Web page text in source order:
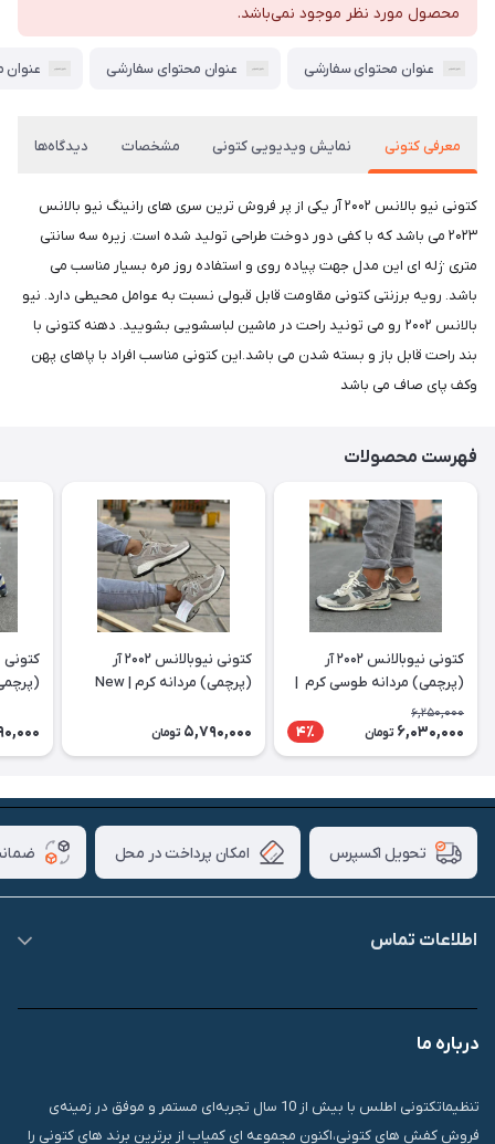
محصول مورد نظر موجود نمی‌باشد.
عنوان محتوای سفارشی عنوان محتوای سفارشی عنوان
معرفی کتونی نمایش ویدیویی کتونی مشخصات دیدگاه‌ها
کتونی نیو بالانس ۲۰۰۲ آر یکی از پر فروش ترین سری های رانینگ نیو بالانس
۲۰۲۳ می باشد که با کفی دور دوخت طراحی ‌‌تولید شده است. زیره سه سانتی
متری ژله ای این مدل جهت پیاده روی و استفاده روز مره بسیار مناسب می
باشد. رویه برزنتی کتونی مقاومت قابل قبولی نسبت به عوامل محیطی دارد. نیو
بالانس ۲۰۰۲ رو می تونید راحت در ماشین لباسشویی بشویید. دهنه کتونی با
بند راحت قابل باز و بسته شدن می باشد.این کتونی مناسب افراد با پاهای پهن
و‌کف پای صاف می باشد
فهرست محصولات
کتونی نیوبالانس ۲۰۰۲ آر
(پرچمی) مردانه طوسی کرم ‌ |
New Balance 2002r
6,250,000
6,030,000 تومان 4٪
کتونی نیوبالانس ۲۰۰۲ آر
(پرچمی) مردانه کرم‌ | New
5,790,000 تومان
تحویل اکسپرس امکان پرداخت در محل
اطلاعات تماس
درباره ما
تنظیماتکتونی اطلس با بیش از 10 سال تجربه‌ای مستمر و موفق در زمینه‌ی
فروش کفش های کتونی،اکنون مجموعه ای کمیاب از برترین برند های کتونی را